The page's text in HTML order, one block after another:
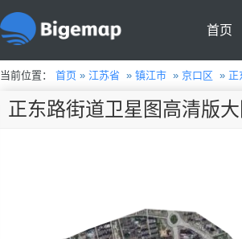
首页
当前位置： 首页» 江苏省 » 镇江市» 京口区 » 正
正东路街道卫星图高清版